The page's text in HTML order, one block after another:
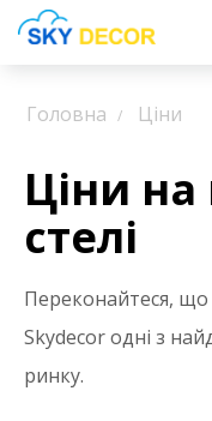
Головна Ціни
Ціни на
стелі
Переконайтеся, що
Skydecor одні з
ринку.